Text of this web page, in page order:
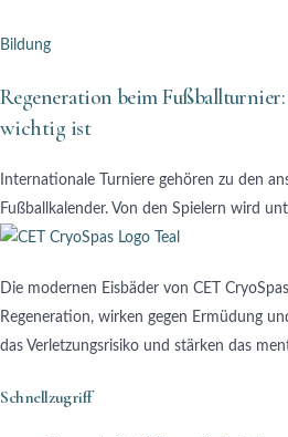
Bildung
Regeneration beim
wichtig ist
Internationale Turniere gehören zu den
Fußballkalender. Von den Spielern wird
Die modernen Eisbäder von CET
Regeneration, wirken gegen Ermüdung
das Verletzungsrisiko und stärken das
Schnellzugriff